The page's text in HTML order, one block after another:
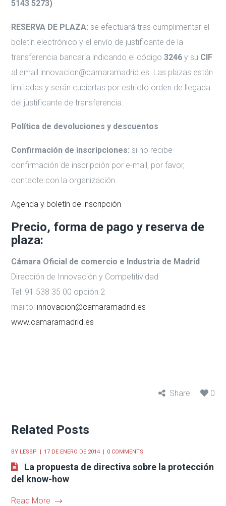
5143 5273)
RESERVA DE PLAZA: se efectuará tras cumplimentar el
boletín electrónico y el envío de justificante de la
transferencia bancaria indicando el código3246 y su CIF
al email innovacion@camaramadrid.es .Las plazas están
limitadas y serán cubiertas por estricto orden de llegada
del justificante de transferencia.
Política de devoluciones y descuentos
Confirmación de inscripciones: si no recibe
confirmación de inscripción por e-mail, por favor,
contacte con la organización.
Agenda y boletín de inscripción
Precio, forma de pago y reserva de
plaza:
Cámara Oficial de comercio e Industria de Madrid
Dirección de Innovación y Competitividad
Tel: 91 538 35 00 opción 2
mailto: innovacion@camaramadrid.es
www.camaramadrid.es
Share 0
Related Posts
BY LESSP 17 DE ENERO DE 2014 0 COMMENTS
La propuesta de directiva sobre la protección
del know-how
Read More